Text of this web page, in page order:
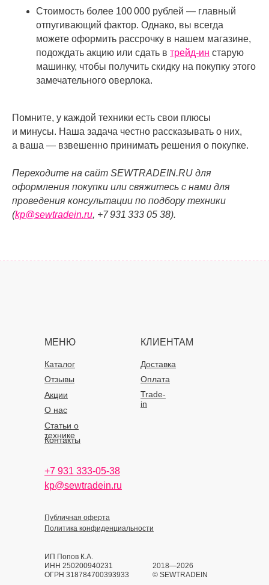
Стоимость более 100 000 рублей — главный
отпугивающий фактор. Однако, вы всегда
можете оформить рассрочку в нашем магазине,
подождать акцию или сдать в трейд-ин старую
машинку, чтобы получить скидку на покупку этого
замечательного оверлока.
Помните, у каждой техники есть свои плюсы
и минусы. Наша задача честно рассказывать о них,
а ваша — взвешенно принимать решения о покупке.
Переходите на сайт SEWTRADEIN.RU для
оформления покупки или свяжитесь с нами для
проведения консультации по подбору техники
(kp@sewtradein.ru, +7 931 333 05 38).
МЕНЮ КЛИЕНТАМ
Каталог
О нас
Доставка
Статьи о
технике
Оплата
Отзывы
Акции
Контакты
Trade-
in
+7 931 333-05-38
kp@sewtradein.ru
ИП Попов К.А.
ИНН 250200940231
ОГРН 318784700393933
Политика конфиденциальности
Публичная оферта
2018—2026
© SEWTRADEIN